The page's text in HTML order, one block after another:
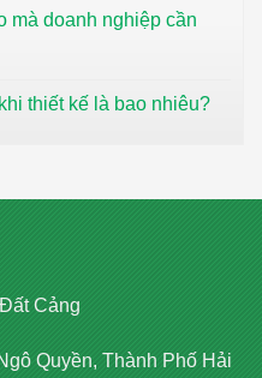
mà doanh nghiệp cần
thiết kế là bao nhiêu?
Cảng
Quyền, Thành Phố Hải